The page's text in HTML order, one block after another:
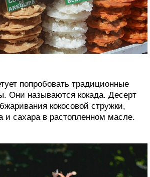
попробовать традиционные
Они называются кокада. Десерт
кокосовой стружки,
и сахара в растопленном масле.